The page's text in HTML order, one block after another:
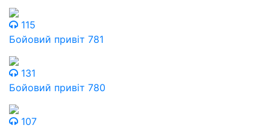
115
Бойовий привіт 781
131
Бойовий привіт 780
107